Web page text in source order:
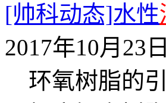
[帅科动态]水性
2017年10月23
环氧树脂的